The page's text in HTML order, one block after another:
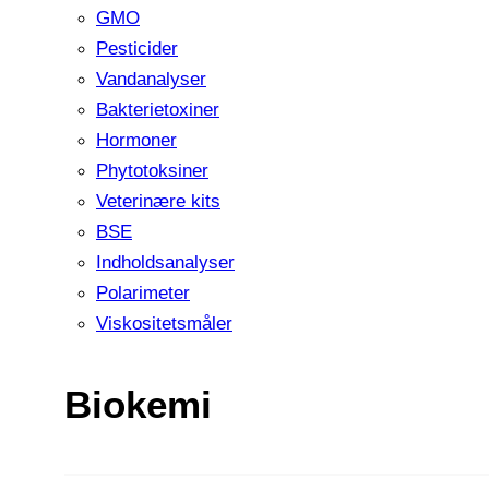
GMO
Pesticider
Vandanalyser
Bakterietoxiner
Hormoner
Phytotoksiner
Veterinære kits
BSE
Indholdsanalyser
Polarimeter
Viskositetsmåler
Biokemi